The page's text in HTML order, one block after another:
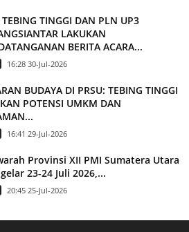
TINGGI DAN PLN UP3
LAKUKAN
BERITA ACARA...
16:28 30-Jul-2026
BUDAYA DI PRSU: TEBING TINGGI
POTENSI UMKM DAN
16:41 29-Jul-2026
Provinsi XII PMI Sumatera Utara
23-24 Juli 2026,...
20:45 25-Jul-2026